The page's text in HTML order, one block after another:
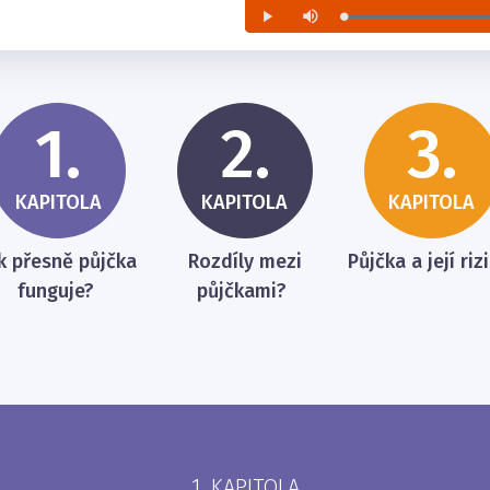
1.
KAPITOLA
přesně půjčka
funguje?
2.
KAPITOLA
Rozdíly mezi
půjčkami?
3.
KAPITOLA
Půjčka a její